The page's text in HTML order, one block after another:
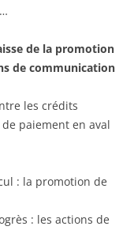
de la promotion
de communication
les crédits
paiement en aval
: la promotion de
: les actions de